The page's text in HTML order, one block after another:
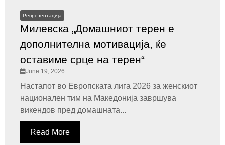
Репрезентација
Милевска „Домашниот терен е
дополнителна мотивација, ќе
оставиме срце на терен“
June 19, 2026
Настапот во Европската лига 2026 за женскиот
национален тим на Македонија завршува
викендов пред домашната...
Read More